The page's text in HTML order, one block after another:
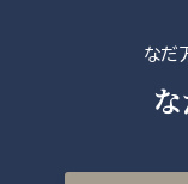
なだ